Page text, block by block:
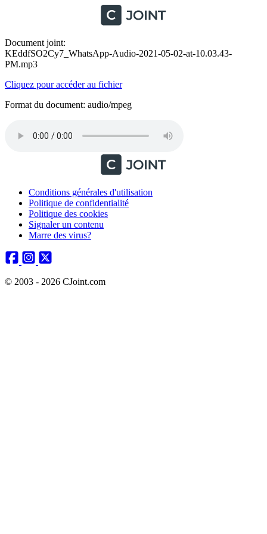
Document joint:
KEddfSO2Cy7_WhatsApp-Audio-2021-05-02-at-10.03.43-
PM.mp3
Cliquez pour accéder au fichier
Format du document: audio/mpeg
Conditions générales d'utilisation
Politique de confidentialité
Politique des cookies
Signaler un contenu
Marre des virus?
© 2003 - 2026 CJoint.com